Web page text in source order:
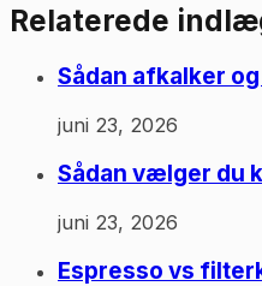
Relaterede
Sådan afkalker
juni 23, 2026
Sådan vælger du
juni 23, 2026
Espresso vs